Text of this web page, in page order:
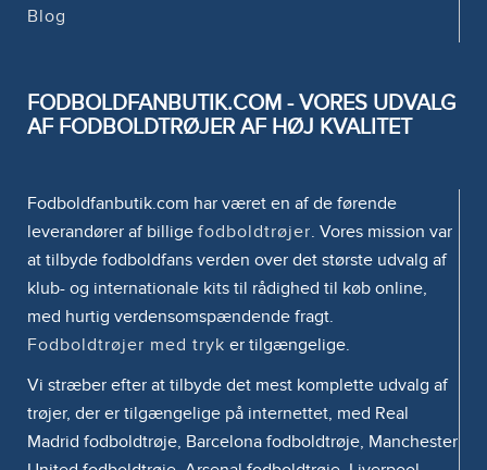
Blog
FODBOLDFANBUTIK.COM - VORES UDVALG
AF FODBOLDTRØJER AF HØJ KVALITET
Fodboldfanbutik.com har været en af de førende
leverandører af billige fodboldtrøjer. Vores mission var
at tilbyde fodboldfans verden over det største udvalg af
klub- og internationale kits til rådighed til køb online,
med hurtig verdensomspændende fragt.
Fodboldtrøjer med tryk er tilgængelige.
Vi stræber efter at tilbyde det mest komplette udvalg af
trøjer, der er tilgængelige på internettet, med Real
Madrid fodboldtrøje, Barcelona fodboldtrøje, Manchester